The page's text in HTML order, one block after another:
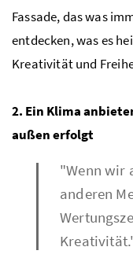
Fassade, das was
entdecken, was es
Kreativität und
2. Ein Klima
außen erfolgt
"Wenn wir
anderen